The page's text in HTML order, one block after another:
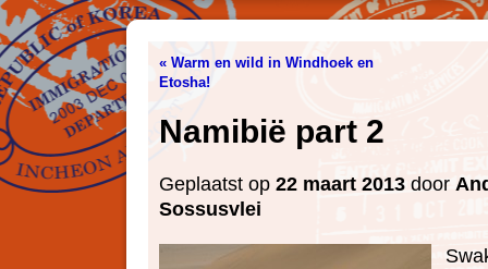
« Warm en wild in Windhoek en
Etosha!
Namibië part 2
Geplaatst op 22 maart 2013 door
Sossusvlei